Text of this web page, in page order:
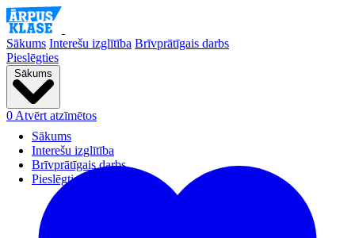
Sākums Interešu izglītība Brīvprātīgais darbs
Pieslēgties
Sākums
Sākums
Interešu izglītība
Brīvprātīgais darbs
Pieslēgties
0 Atvērt atzīmētos